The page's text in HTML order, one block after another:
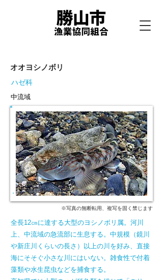
オオヨシノボリ
ハゼ科
中流域
※写真の無断転用、複写を固く禁じます
全長12㎝に達する大型のヨシノボリ属。河川
上、中流域の急流部に生息する。中規模（鏡川
や新庄川くらいの長さ）以上の川を好み、直接
海にそそぐ小さな川にはいない。雑食性で付着
藻類や水生昆虫などを捕食する。